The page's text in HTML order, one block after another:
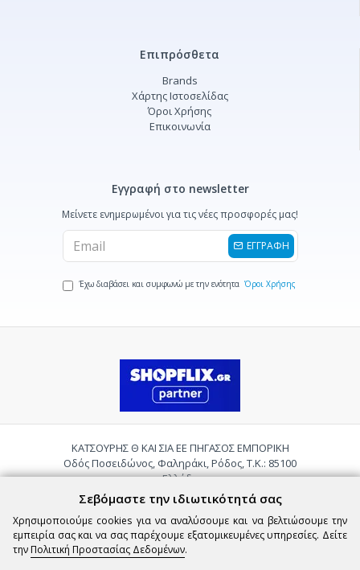
Επιπρόσθετα
Brands
Χάρτης Ιστοσελίδας
Όροι Χρήσης
Επικοινωνία
Εγγραφή στο newsletter
Μείνετε ενημερωμένοι για τις νέες προσφορές μας!
ΕΓΓΡΑΦΗ
Έχω διαβάσει και συμφωνώ με την ενότητα Όροι Χρήσης
ΚΑΤΣΟΥΡΗΣ Θ ΚΑΙ ΣΙΑ ΕΕ ΠΗΓΑΣΟΣ ΕΜΠΟΡΙΚΗ
Οδός Ποσειδώνος, Φαληράκι, Ρόδος, Τ.Κ.: 85100
Ελλάδα
Τηλ.:2241085059
Email:
pigasosemporiki@gmail.com
Σεβόμαστε την ιδιωτικότητά σας
Χρησιμοποιούμε cookies για να αναλύσουμε και να βελτιώσουμε την
εμπειρία σας και να σας παρέχουμε εξατομικευμένες υπηρεσίες. Δείτε
την Πολιτική Προστασίας Δεδομένων.